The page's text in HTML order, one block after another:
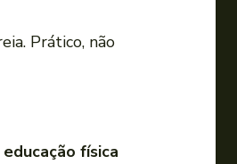
e
r
Prático, não
física